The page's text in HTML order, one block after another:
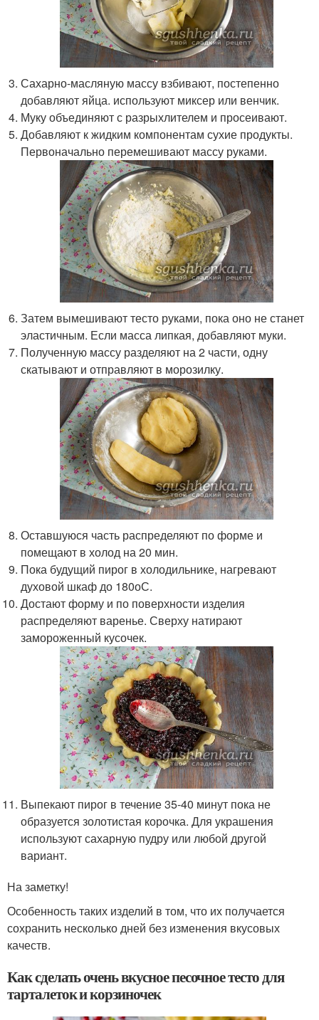
Сахарно-масляную массу взбивают, постепенно
добавляют яйца. используют миксер или венчик.
Муку объединяют с разрыхлителем и просеивают.
Добавляют к жидким компонентам сухие продукты.
Первоначально перемешивают массу руками.
Затем вымешивают тесто руками, пока оно не станет
эластичным. Если масса липкая, добавляют муки.
Полученную массу разделяют на 2 части, одну
скатывают и отправляют в морозилку.
Оставшуюся часть распределяют по форме и
помещают в холод на 20 мин.
Пока будущий пирог в холодильнике, нагревают
духовой шкаф до 180оС.
Достают форму и по поверхности изделия
распределяют варенье. Сверху натирают
замороженный кусочек.
Выпекают пирог в течение 35-40 минут пока не
образуется золотистая корочка. Для украшения
используют сахарную пудру или любой другой
вариант.
На заметку!
Особенность таких изделий в том, что их получается
сохранить несколько дней без изменения вкусовых
качеств.
Как сделать очень вкусное песочное тесто для
тарталеток и корзиночек